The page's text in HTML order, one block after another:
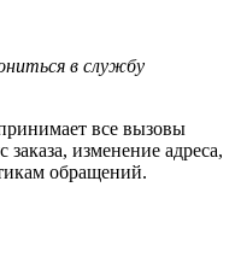
в службу
все вызовы
изменение адреса,
обращений.